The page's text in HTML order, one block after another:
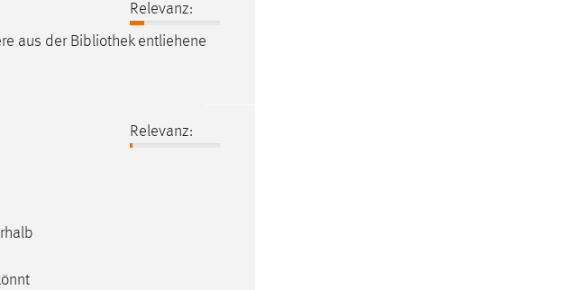
Relevanz:
aus der Bibliothekentliehene
Relevanz: